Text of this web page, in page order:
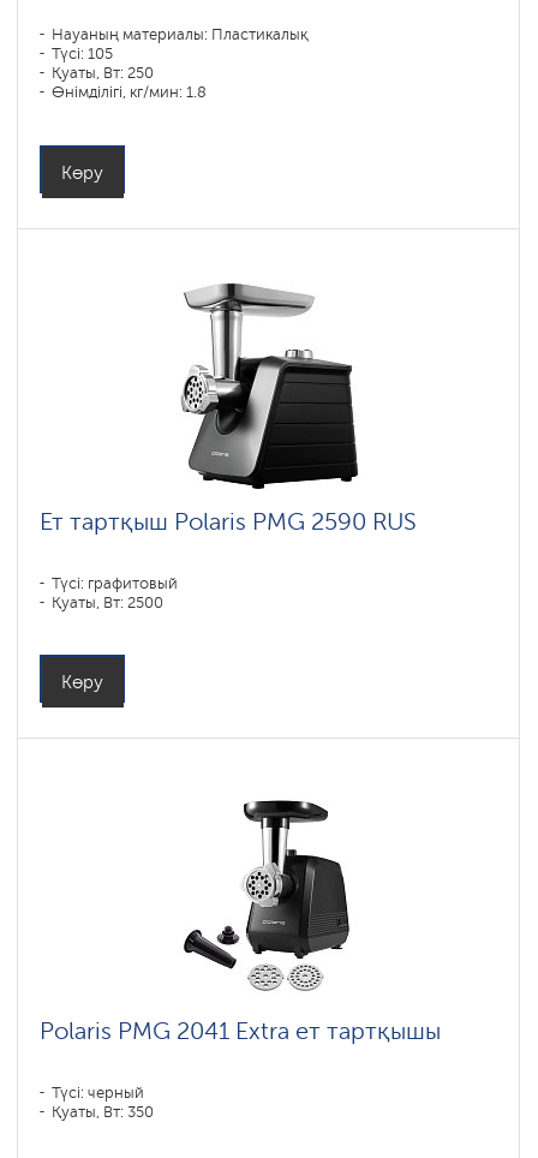
Науаның материалы: Пластикалық
Түсі: 105
Қуаты, Вт: 250
Өнімділігі, кг/мин: 1.8
Көру
Ет тартқыш Polaris PMG 2590 RUS
Түсі: графитовый
Қуаты, Вт: 2500
Көру
Polaris PMG 2041 Extra ет тартқышы
Түсі: черный
Қуаты, Вт: 350